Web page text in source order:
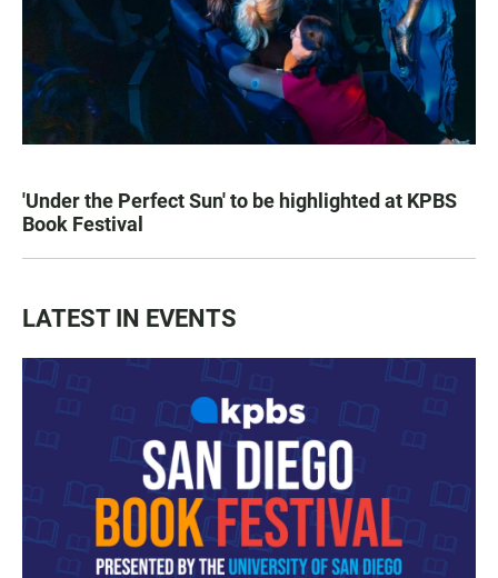
'Under the Perfect Sun' to be highlighted at KPBS
Book Festival
LATEST IN EVENTS